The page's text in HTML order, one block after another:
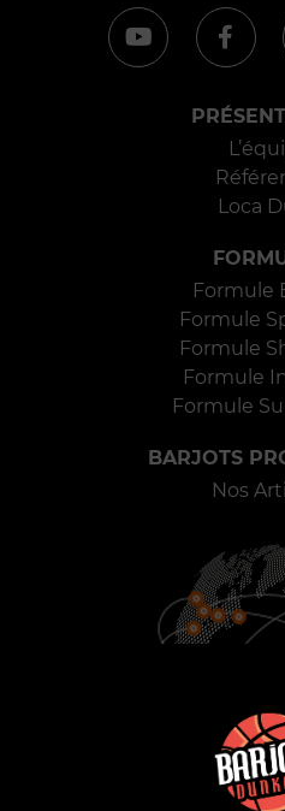
Loca
Formule
Formule
Formule
Formule
Formule
BARJOTS
Nos